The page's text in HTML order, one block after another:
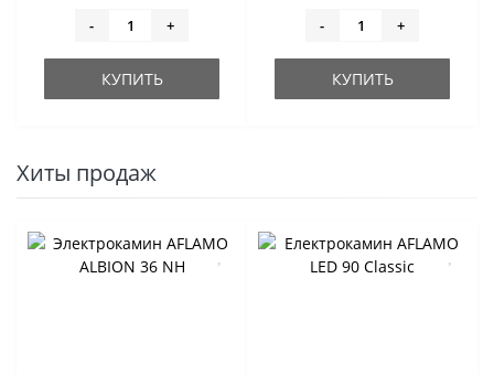
- +
КУПИТЬ
- +
КУПИТЬ
Хиты продаж